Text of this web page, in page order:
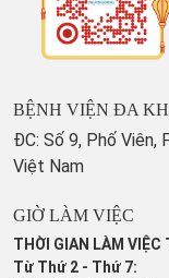
BỆNH VIỆN ĐA
ĐC: Số 9, Phố Viên,
Việt Nam
GIỜ LÀM VIỆC
THỜI GIAN LÀM VIỆC
Từ Thứ 2 - Thứ 7: